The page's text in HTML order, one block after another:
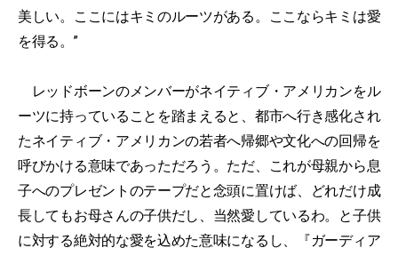
美しい。ここにはキミのルーツがある。ここならキミは愛
を得る。”
レッドボーンのメンバーがネイティブ・アメリカンをル
ーツに持っていることを踏まえると、都市へ行き感化され
たネイティブ・アメリカンの若者へ帰郷や文化への回帰を
呼びかける意味であっただろう。ただ、これが母親から息
子へのプレゼントのテープだと念頭に置けば、どれだけ成
長してもお母さんの子供だし、当然愛しているわ。と子供
に対する絶対的な愛を込めた意味になるし、『ガーディア